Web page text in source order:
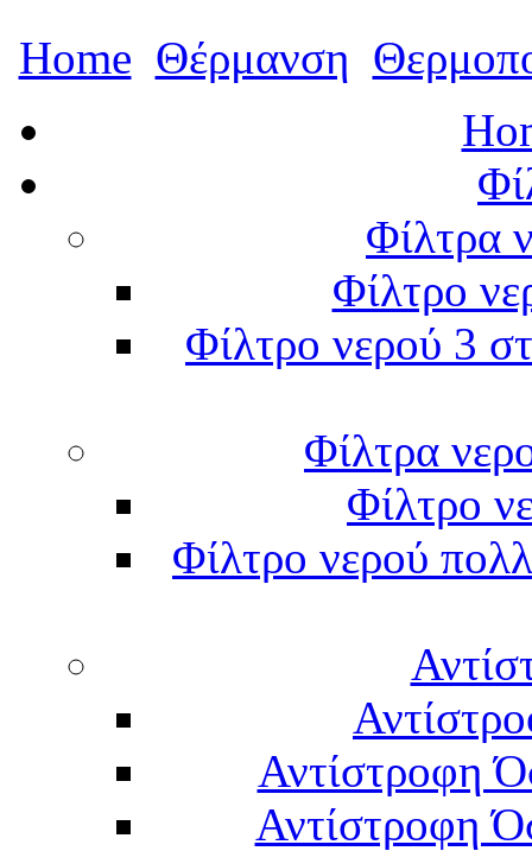
Home Θέρμανση
Φίλτρα
Φίλτρο
Φίλτρο νερού 3
Φίλτρα
Φίλτρο
Φίλτρο νερού
Αντίστροφη
Αντίστροφη